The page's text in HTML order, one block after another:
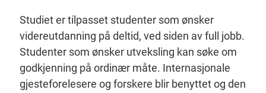
Studiet er tilpasset studenter som ønsker
videreutdanning på deltid, ved siden av full jobb.
Studenter som ønsker utveksling kan søke om
godkjenning på ordinær måte. Internasjonale
gjesteforelesere og forskere blir benyttet og den